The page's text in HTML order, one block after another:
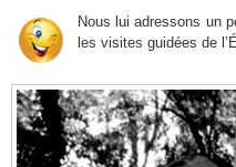
Nous lui adressons un
les visites guidées de